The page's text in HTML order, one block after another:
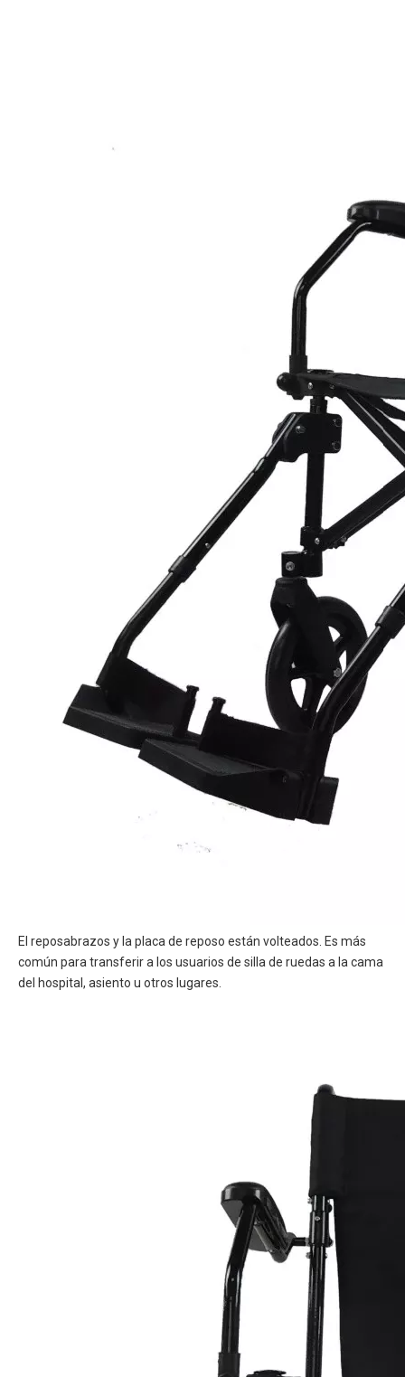
El reposabrazos y la placa de reposo están volteados. Es más
común para transferir a los usuarios de silla de ruedas a la cama
del hospital, asiento u otros lugares.